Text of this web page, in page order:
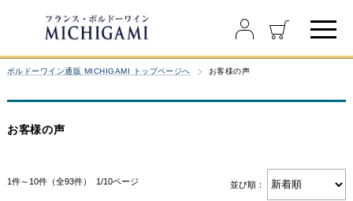
ボルドーワイン通販 MICHIGAMI トップページへ お客様の声
お客様の声
1件～10件（全93件） 1/10ページ 並び順：